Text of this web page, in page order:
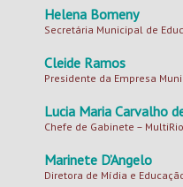
Helena Bomeny
Secretária Municipal de
Cleide Ramos
Presidente da Empresa
Lucia Maria Carvalho
Chefe de Gabinete – MultiRio
Marinete D’Angelo
Diretora de Mídia e